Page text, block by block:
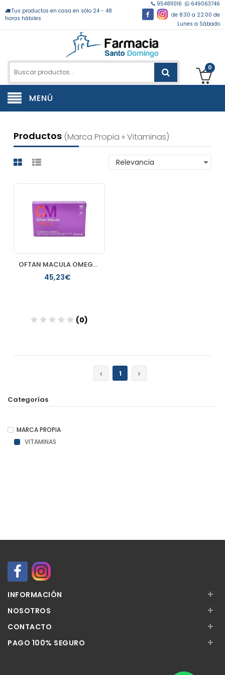
Tus productos en casa en sólo 24 - 48
horas hábiles
954811016
649063746
de 8:30 a 22:00 de
Lunes a Sábado
0
MENÚ
Productos (marca Propia » Vitaminas)
OFTAN MACULA OMEGA 90 CAPS
45,23€
(0)
1
Categorías
MARCA PROPIA
VITAMINAS
INFORMACIÓN +
NOSOTROS +
CONTACTO +
PAGO 100% SEGURO +